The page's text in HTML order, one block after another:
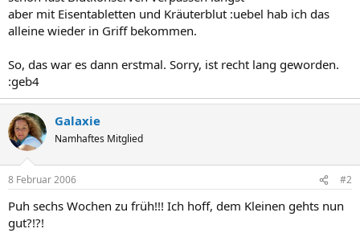
aber mit Eisentabletten und Kräuterblut :uebel hab ich das
alleine wieder in Griff bekommen.
So, das war es dann erstmal. Sorry, ist recht lang geworden.
:geb4
Galaxie
Namhaftes Mitglied
8 Februar 2006 #2
Puh sechs Wochen zu früh!!! Ich hoff, dem Kleinen gehts nun
gut?!?!